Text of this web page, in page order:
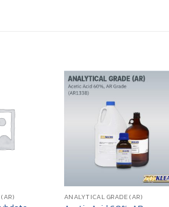
ANALYTICAL GRADE (AR)